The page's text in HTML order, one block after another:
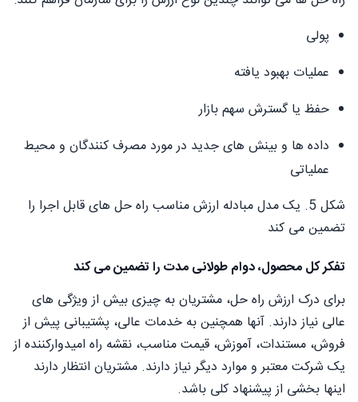
پولی
عملیات بهبود یافته
حفظ یا گسترش سهم بازار
داده ها و بینش های جدید در مورد مصرف کنندگان و محیط
عملیاتی
شکل 5. یک مدل مبادله ارزش مناسب راه حل های قابل اجرا را
تضمین می کند
تفکر کل محصول، دوام طولانی مدت را تضمین می کند
برای درک ارزش راه حل، مشتریان به چیزی بیش از ویژگی های
عالی نیاز دارند. آنها همچنین به خدمات عالی، پشتیبانی پیش از
فروش، مستندات، آموزش، قیمت مناسب، نقشه راه امیدوارکننده از
یک شرکت معتبر و موارد دیگر نیاز دارند. مشتریان انتظار دارند
اینها بخشی از پیشنهاد کلی باشد.